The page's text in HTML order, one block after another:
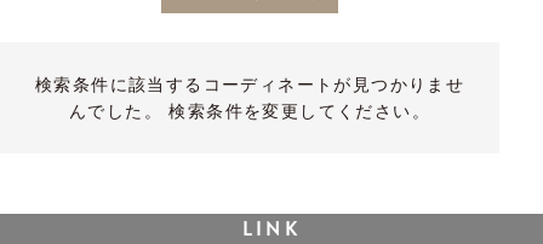
検索条件に該当するコーディネートが見つかりませ
んでした。 検索条件を変更してください。
LINK